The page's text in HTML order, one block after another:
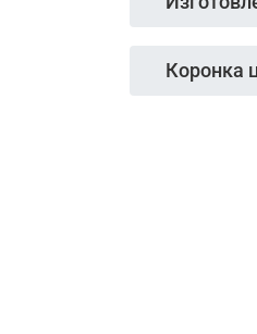
Коронка